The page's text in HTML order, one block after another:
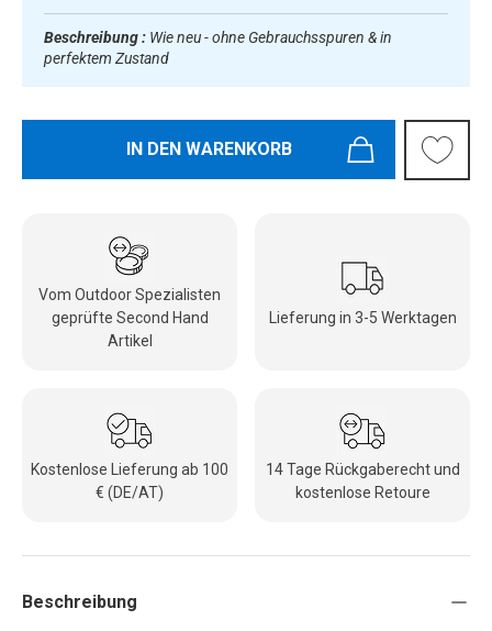
Beschreibung : Wie neu - ohne Gebrauchsspuren & in
perfektem Zustand
IN DEN WARENKORB
Vom Outdoor Spezialisten
geprüfte Second Hand
Artikel
Lieferung in 3-5 Werktagen
Kostenlose Lieferung ab 100
€ (DE/AT)
14 Tage Rückgaberecht und
kostenlose Retoure
Beschreibung